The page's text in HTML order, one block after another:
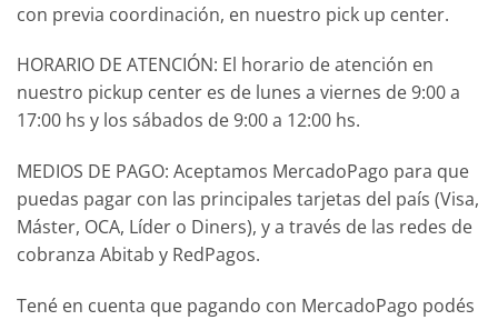
con previa coordinación, en nuestro pick up center.
HORARIO DE ATENCIÓN: El horario de atención en
nuestro pickup center es de lunes a viernes de 9:00 a
17:00 hs y los sábados de 9:00 a 12:00 hs.
MEDIOS DE PAGO: Aceptamos MercadoPago para que
puedas pagar con las principales tarjetas del país (Visa,
Máster, OCA, Líder o Diners), y a través de las redes de
cobranza Abitab y RedPagos.
Tené en cuenta que pagando con MercadoPago podés